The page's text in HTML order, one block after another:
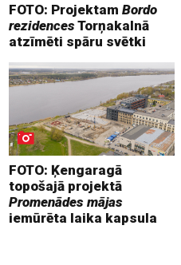
FOTO: ProjektamBordo
rezidencesTorņakalnā
atzīmēti spāru svētki
FOTO: Ķengaragā
topošajā projektā
Promenādes mājas
iemūrēta laika kapsula